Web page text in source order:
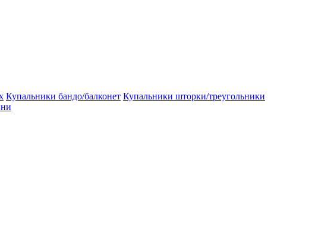
Купальники бандо/балконет Купальники шторки/треугольники